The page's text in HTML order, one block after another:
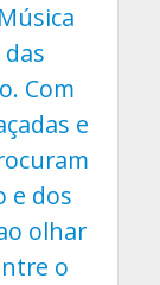
Com
e
e dos
olhar
o